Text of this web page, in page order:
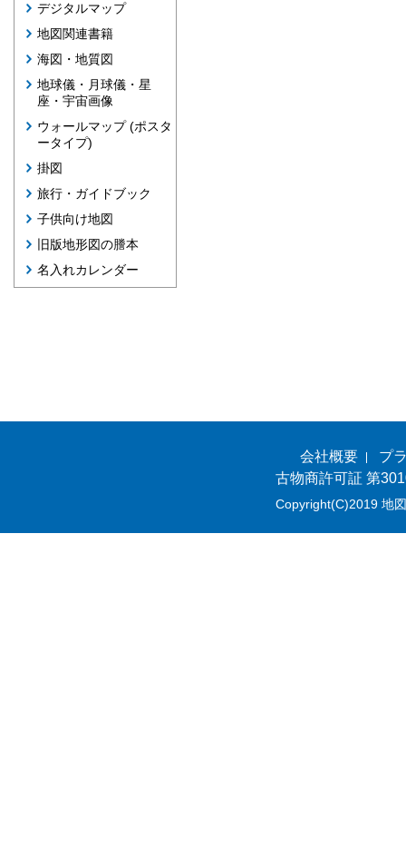
デジタルマップ
地図関連書籍
海図・地質図
地球儀・月球儀・星
座・宇宙画像
ウォールマップ (ポスタ
ータイプ)
掛図
旅行・ガイドブック
子供向け地図
旧版地形図の謄本
名入れカレンダー
会社概要
プ
古物商許可証 第
Copyright(C)2019 地